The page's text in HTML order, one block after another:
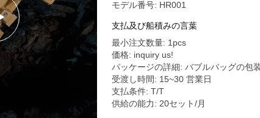
モデル番号: HR001
支払及び船積みの言葉
最小注文数量: 1pcs
価格: inquiry us!
パッケージの詳細: バブルバッグの包
受渡し時間: 15~30 営業日
支払条件: T/T
供給の能力: 20セット/月